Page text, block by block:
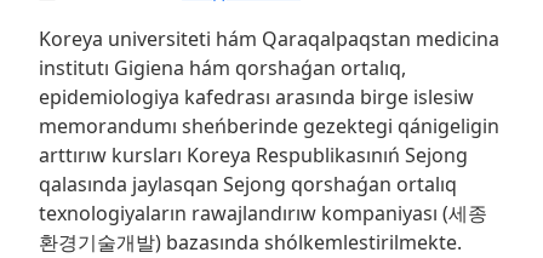
Koreya universiteti hám Qaraqalpaqstan medicina
institutı Gigiena hám qorshaǵan ortalıq,
epidemiologiya kafedrası arasında birge islesiw
memorandumı sheńberinde gezektegi qánigeligin
arttırıw kursları Koreya Respublikasınıń Sejong
qalasında jaylasqan Sejong qorshaǵan ortalıq
texnologiyaların rawajlandırıw kompaniyası (세종
환경기술개발) bazasında shólkemlestirilmekte.